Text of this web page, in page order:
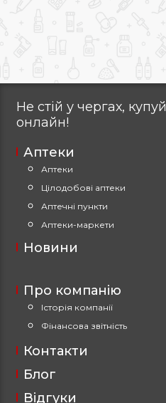
Не стій у чергах, купуй
онлайн!
Аптеки
Аптеки
Цілодобові аптеки
Аптечні пункти
Аптеки-маркети
Про компанію
Історія компанії
Фінансова звітність
Контакти
Відгуки
Новини
Блог